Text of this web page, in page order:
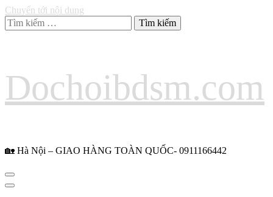
Chuyển tới nội dung
Tìm
kiếm
Dochoibdsm.com
🏡 Hà Nội – GIAO HÀNG TOÀN QUỐC- 0911166442